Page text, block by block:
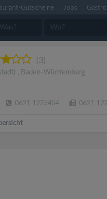
Gutscheine Jobs
(3)
, Baden-Württemberg
0621 1225454 0621